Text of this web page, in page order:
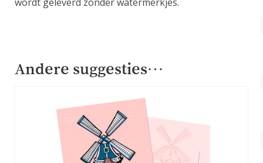
Andere suggesties…